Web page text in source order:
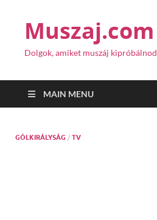
Muszaj.com
Dolgok, amiket muszáj kipróbálnod
MAIN MENU
GÓLKIRÁLYSÁG / TV